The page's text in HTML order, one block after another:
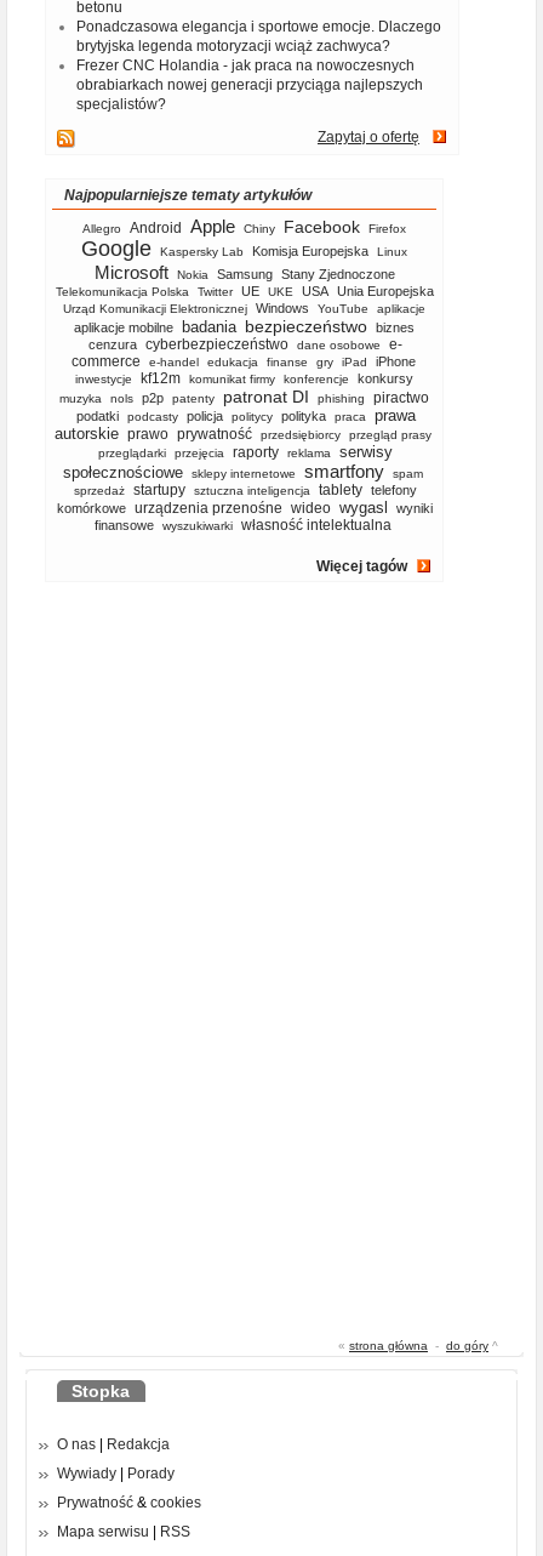
betonu
Ponadczasowa elegancja i sportowe emocje. Dlaczego
brytyjska legenda motoryzacji wciąż zachwyca?
Frezer CNC Holandia - jak praca na nowoczesnych
obrabiarkach nowej generacji przyciąga najlepszych
specjalistów?
Zapytaj o ofertę
Najpopularniejsze tematy artykułów
Allegro Android Apple Chiny Facebook Firefox
Google Kaspersky Lab Komisja Europejska Linux
Microsoft Nokia Samsung Stany Zjednoczone
Telekomunikacja Polska Twitter UE UKE USA Unia Europejska
Urząd Komunikacji Elektronicznej Windows YouTube aplikacje
aplikacje mobilne badania bezpieczeństwo biznes
cenzura cyberbezpieczeństwo dane osobowe
e-
commerce
e-handel edukacja finanse gry iPad iPhone
inwestycje kf12m komunikat firmy konferencje konkursy
muzyka nols p2p patenty patronat DI phishing piractwo
podatki podcasty policja politycy polityka praca
prawa
autorskie prawo prywatność przedsiębiorcy
przegląd prasy
przeglądarki
przejęcia raporty reklama
serwisy
społecznościowe
sklepy internetowe smartfony
spam
sprzedaż
startupy sztuczna inteligencja tablety telefony
komórkowe
urządzenia przenośne wideo wygasl
wyniki
finansowe
wyszukiwarki własność intelektualna
Więcej tagów
« strona główna - do góry ^
Stopka
O nas
Redakcja
Wywiady
Porady
Prywatność & cookies
Mapa serwisu
RSS